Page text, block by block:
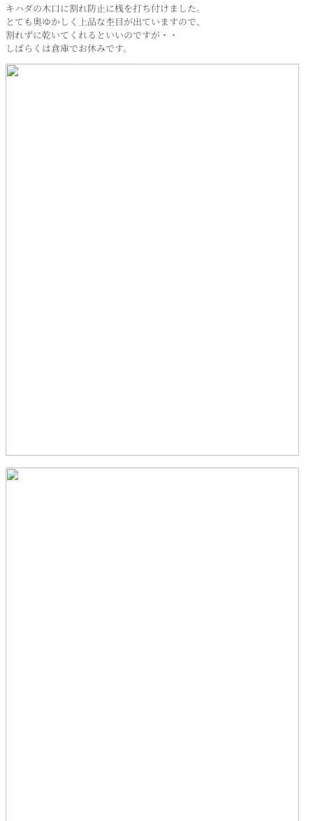
キハダの木口に割れ防止に桟を打ち付けました。
とても奥ゆかしく上品な杢目が出ていますので、
割れずに乾いてくれるといいのですが・・
しばらくは倉庫でお休みです。